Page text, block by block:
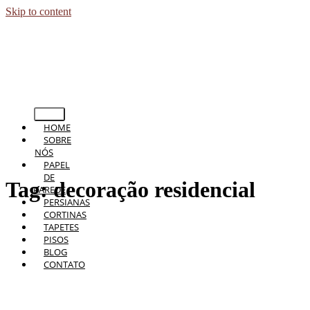
Skip to content
HOME
SOBRE
NÓS
PAPEL
DE
PAREDE
PERSIANAS
CORTINAS
TAPETES
PISOS
BLOG
CONTATO
Tag:decoração residencial